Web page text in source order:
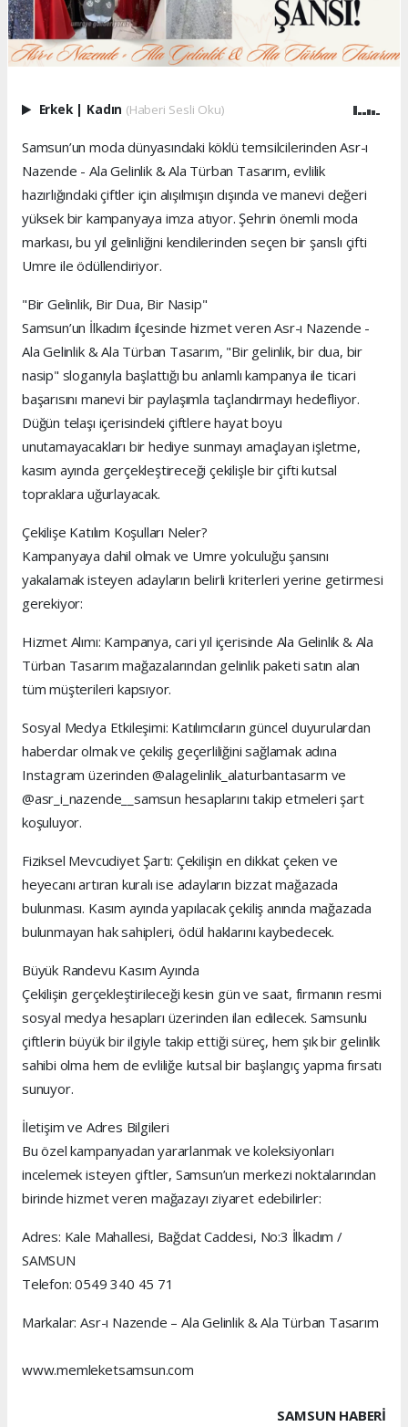
Erkek | Kadın (Haberi Sesli Oku)
Samsun’un moda dünyasındaki köklü temsilcilerinden Asr-ı
Nazende - Ala Gelinlik & Ala Türban Tasarım, evlilik
hazırlığındaki çiftler için alışılmışın dışında ve manevi değeri
yüksek bir kampanyaya imza atıyor. Şehrin önemli moda
markası, bu yıl gelinliğini kendilerinden seçen bir şanslı çifti
Umre ile ödüllendiriyor.
"Bir Gelinlik, Bir Dua, Bir Nasip"
Samsun’un İlkadım ilçesinde hizmet veren Asr-ı Nazende -
Ala Gelinlik & Ala Türban Tasarım, "Bir gelinlik, bir dua, bir
nasip" sloganıyla başlattığı bu anlamlı kampanya ile ticari
başarısını manevi bir paylaşımla taçlandırmayı hedefliyor.
Düğün telaşı içerisindeki çiftlere hayat boyu
unutamayacakları bir hediye sunmayı amaçlayan işletme,
kasım ayında gerçekleştireceği çekilişle bir çifti kutsal
topraklara uğurlayacak.
Çekilişe Katılım Koşulları Neler?
Kampanyaya dahil olmak ve Umre yolculuğu şansını
yakalamak isteyen adayların belirli kriterleri yerine getirmesi
gerekiyor:
Hizmet Alımı: Kampanya, cari yıl içerisinde Ala Gelinlik & Ala
Türban Tasarım mağazalarından gelinlik paketi satın alan
tüm müşterileri kapsıyor.
Sosyal Medya Etkileşimi: Katılımcıların güncel duyurulardan
haberdar olmak ve çekiliş geçerliliğini sağlamak adına
Instagram üzerinden @alagelinlik_alaturbantasarm ve
@asr_i_nazende__samsun hesaplarını takip etmeleri şart
koşuluyor.
Fiziksel Mevcudiyet Şartı: Çekilişin en dikkat çeken ve
heyecanı artıran kuralı ise adayların bizzat mağazada
bulunması. Kasım ayında yapılacak çekiliş anında mağazada
bulunmayan hak sahipleri, ödül haklarını kaybedecek.
Büyük Randevu Kasım Ayında
Çekilişin gerçekleştirileceği kesin gün ve saat, firmanın resmi
sosyal medya hesapları üzerinden ilan edilecek. Samsunlu
çiftlerin büyük bir ilgiyle takip ettiği süreç, hem şık bir gelinlik
sahibi olma hem de evliliğe kutsal bir başlangıç yapma fırsatı
sunuyor.
İletişim ve Adres Bilgileri
Bu özel kampanyadan yararlanmak ve koleksiyonları
incelemek isteyen çiftler, Samsun’un merkezi noktalarından
birinde hizmet veren mağazayı ziyaret edebilirler:
Adres: Kale Mahallesi, Bağdat Caddesi, No:3 İlkadım /
SAMSUN
Telefon: 0549 340 45 71
Markalar: Asr-ı Nazende – Ala Gelinlik & Ala Türban Tasarım
www.memleketsamsun.com
SAMSUN HABERİ